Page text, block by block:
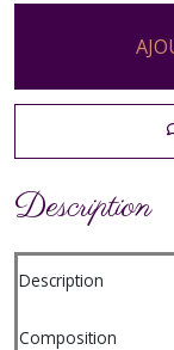
Description
Description
Composition